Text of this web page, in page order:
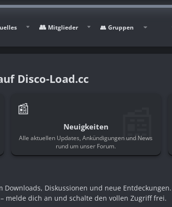
Mitglieder Gruppen
Disco-Load.cc
📰
Neuigkeiten
Alle aktuellen Updates, Ankündigungen und News
rund um unser Forum. 📰
Diskussionen und neue Entdeckungen.
melde dich an und schalte den vollen Zugriff frei.